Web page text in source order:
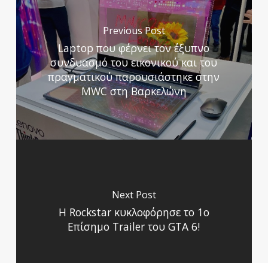
Previous Post
Laptop που φέρνει τον έξυπνο
συνδυασμό του εικονικού και του
πραγματικού παρουσιάστηκε στην
MWC στη Βαρκελώνη
Next Post
Η Rockstar κυκλοφόρησε το 1ο
Επίσημο Trailer του GTA 6!